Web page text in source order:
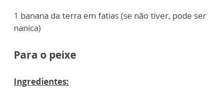
1 banana da terra em fatias (se não tiver, pode ser
nanica)
Para o peixe
Ingredientes: